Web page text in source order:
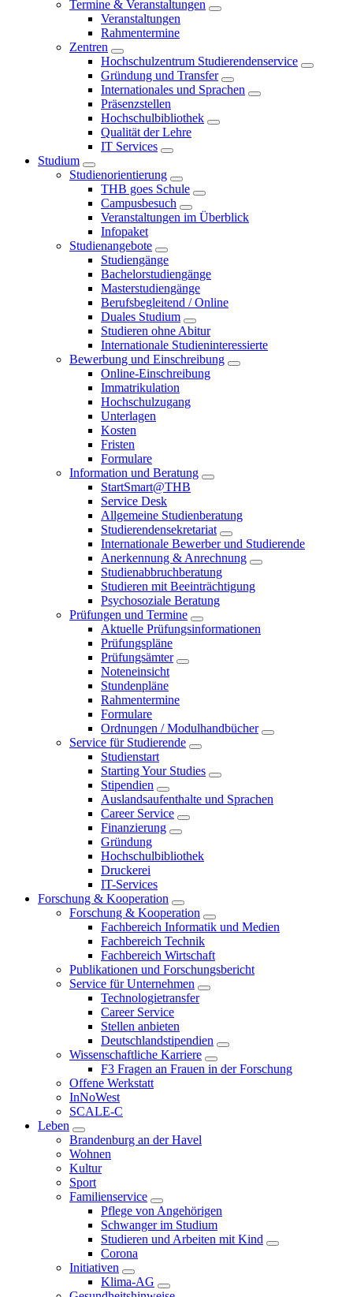
Termine & Veranstaltungen
Veranstaltungen
Rahmentermine
Zentren
Hochschulzentrum Studierendenservice
Gründung und Transfer
Internationales und Sprachen
Präsenzstellen
Hochschulbibliothek
Qualität der Lehre
IT Services
Studium
Studienorientierung
THB goes Schule
Campusbesuch
Veranstaltungen im Überblick
Infopaket
Studienangebote
Studiengänge
Bachelorstudiengänge
Masterstudiengänge
Berufsbegleitend / Online
Duales Studium
Studieren ohne Abitur
Internationale Studieninteressierte
Bewerbung und Einschreibung
Online-Einschreibung
Immatrikulation
Hochschulzugang
Unterlagen
Kosten
Fristen
Formulare
Information und Beratung
StartSmart@THB
Service Desk
Allgemeine Studienberatung
Studierendensekretariat
Internationale Bewerber und Studierende
Anerkennung & Anrechnung
Studienabbruchberatung
Studieren mit Beeinträchtigung
Psychosoziale Beratung
Prüfungen und Termine
Aktuelle Prüfungsinformationen
Prüfungspläne
Prüfungsämter
Noteneinsicht
Stundenpläne
Rahmentermine
Formulare
Ordnungen / Modulhandbücher
Service für Studierende
Studienstart
Starting Your Studies
Stipendien
Auslandsaufenthalte und Sprachen
Career Service
Finanzierung
Gründung
Hochschulbibliothek
Druckerei
IT-Services
Forschung & Kooperation
Forschung & Kooperation
Fachbereich Informatik und Medien
Fachbereich Technik
Fachbereich Wirtschaft
Publikationen und Forschungsbericht
Service für Unternehmen
Technologietransfer
Career Service
Stellen anbieten
Deutschlandstipendien
Wissenschaftliche Karriere
F3 Fragen an Frauen in der Forschung
Offene Werkstatt
InNoWest
SCALE-C
Leben
Brandenburg an der Havel
Wohnen
Kultur
Sport
Familienservice
Pflege von Angehörigen
Schwanger im Studium
Studieren und Arbeiten mit Kind
Corona
Initiativen
Klima-AG